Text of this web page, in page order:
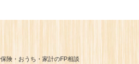
険・おうち・家計のFP相談